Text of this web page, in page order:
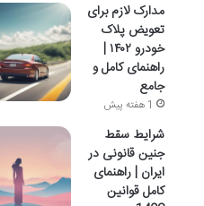
مدارک لازم برای
تعویض پلاک
خودرو ۱۴۰۲ |
راهنمای کامل و
جامع
1 هفته پیش
شرایط سقط
جنین قانونی در
ایران | راهنمای
کامل قوانین